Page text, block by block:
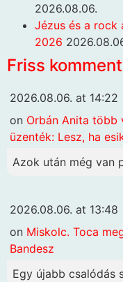
2026.08.06.
Jézus és a rock
2026
Friss
2026.08.06. at 14:22
on Orbán Anita
üzenték: Lesz, ha
Azok után még van
2026.08.06. at 13:48
on Miskolc. Toca
Bandesz
Egy újabb csalódás